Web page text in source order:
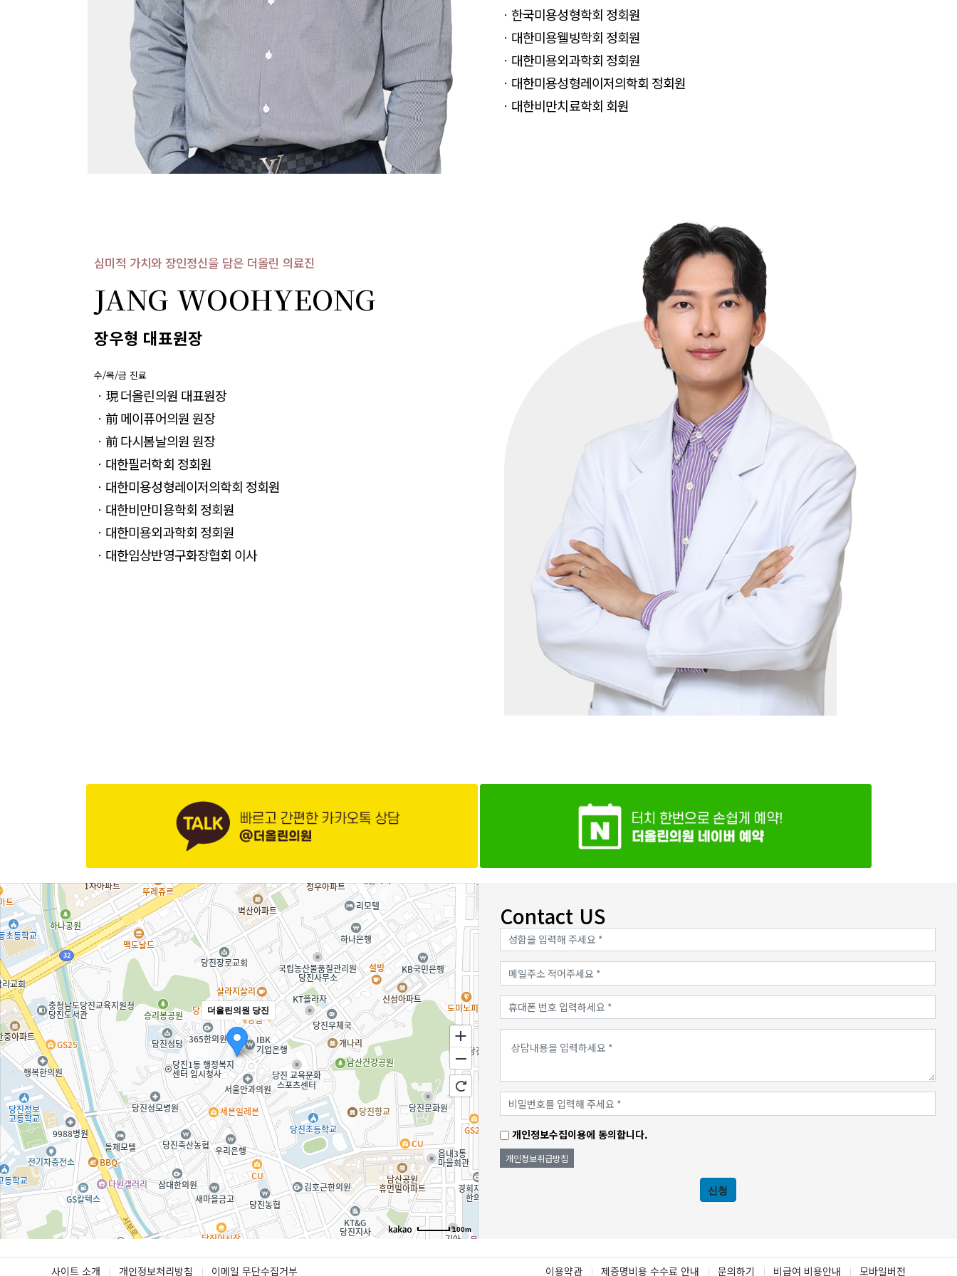
ㆍ한국미용성형학회 정회원
ㆍ대한미용웰빙학회 정회원
ㆍ대한미용외과학회 정회원
ㆍ대한미용성형레이저의학회 정회원
ㆍ대한비만치료학회 회원
심미적 가치와 장인정신을 담은 더올린 의료진
JANG WOOHYEONG
장우형 대표원장
수/목/금 진료
ㆍ現 더올린의원 대표원장
ㆍ前 메이퓨어의원 원장
ㆍ前 다시봄날의원 원장
ㆍ대한필러학회 정회원
ㆍ대한미용성형레이저의학회 정회원
ㆍ대한비만미용학회 정회원
ㆍ대한미용외과학회 정회원
ㆍ대한임상반영구화장협회 이사
더올린의원 당진
100m
Contact US
개인정보수집이용에 동의합니다.
개인정보취급방침
신청
사이트 소개 개인정보처리방침 이메일 무단수집거부 이용약관 제증명비용 수수료 안내 문의하기 비급여 비용안내 모바일버전